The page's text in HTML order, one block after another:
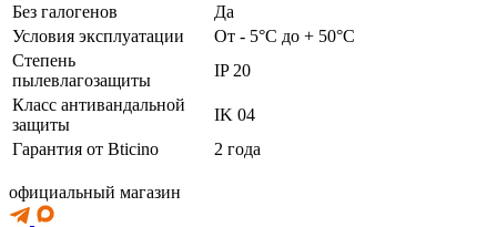
Без галогенов
Да
Условия эксплуатации
От - 5°C до + 50°C
Степень
пылевлагозащиты
IP 20
Класс антивандальной
защиты
IK 04
Гарантия от Bticino
2 года
официальный магазин